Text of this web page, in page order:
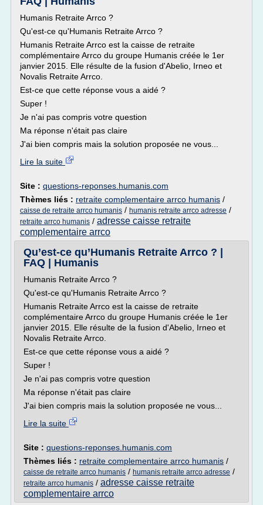
Humanis Retraite Arrco ?
Qu'est-ce qu'Humanis Retraite Arrco ?
Humanis Retraite Arrco est la caisse de retraite
complémentaire Arrco du groupe Humanis créée le 1er
janvier 2015. Elle résulte de la fusion d'Abelio, Irneo et
Novalis Retraite Arrco.
Est-ce que cette réponse vous a aidé ?
Super !
Je n'ai pas compris votre question
Ma réponse n'était pas claire
J'ai bien compris mais la solution proposée ne vous...
Lire la suite
Site : questions-reponses.humanis.com
Thèmes liés : retraite complementaire arrco humanis /
caisse de retraite arrco humanis / humanis retraite arrco adresse /
retraite arrco humanis / adresse caisse retraite
complementaire arrco
Qu’est-ce qu’Humanis Retraite Arrco ? |
FAQ | Humanis
Humanis Retraite Arrco ?
Qu'est-ce qu'Humanis Retraite Arrco ?
Humanis Retraite Arrco est la caisse de retraite
complémentaire Arrco du groupe Humanis créée le 1er
janvier 2015. Elle résulte de la fusion d'Abelio, Irneo et
Novalis Retraite Arrco.
Est-ce que cette réponse vous a aidé ?
Super !
Je n'ai pas compris votre question
Ma réponse n'était pas claire
J'ai bien compris mais la solution proposée ne vous...
Lire la suite
Site : questions-reponses.humanis.com
Thèmes liés : retraite complementaire arrco humanis /
caisse de retraite arrco humanis / humanis retraite arrco adresse /
retraite arrco humanis / adresse caisse retraite
complementaire arrco